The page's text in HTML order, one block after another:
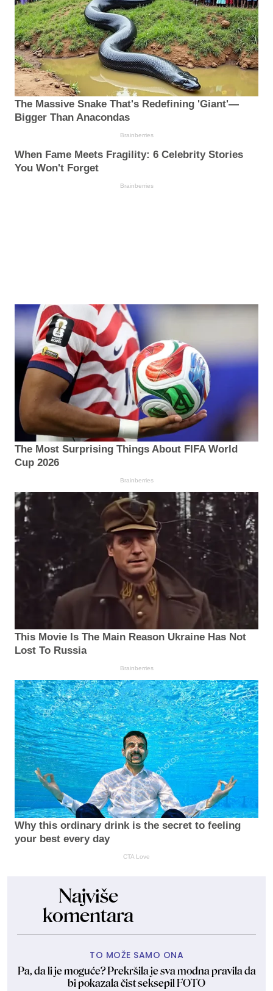
The Massive Snake That's Redefining 'Giant'—
Bigger Than Anacondas
Brainberries
When Fame Meets Fragility: 6 Celebrity Stories
You Won't Forget
Brainberries
The Most Surprising Things About FIFA World
Cup 2026
Brainberries
This Movie Is The Main Reason Ukraine Has Not
Lost To Russia
Brainberries
Why this ordinary drink is the secret to feeling
your best every day
CTA Love
Najviše
komentara
TO MOŽE SAMO ONA
Pa, da li je moguće? Prekršila je sva modna pravila da
bi pokazala čist seksepil FOTO